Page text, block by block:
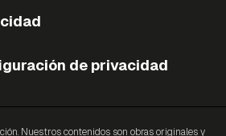
de privacidad
Nuestros contenidos son obras originales y